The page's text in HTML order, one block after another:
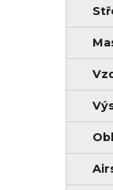
n
p
a
r
i